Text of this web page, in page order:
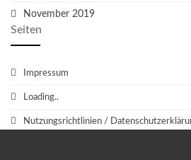
November 2019
Seiten
Impressum
Loading..
Nutzungsrichtlinien /